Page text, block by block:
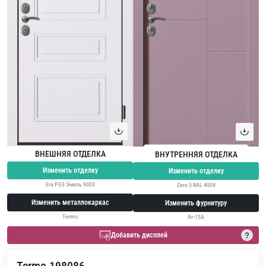
ВНЕШНЯЯ ОТДЕЛКА
Изменить отделку
Era PG3 Эмаль 9003
Изменить металлокаркас
Termo
ВНУТРЕННЯЯ ОТДЕЛКА
Изменить отделку
Zero 3 RAL 4009
Изменить фурнитуру
Яг-15А
Добавить дисплей